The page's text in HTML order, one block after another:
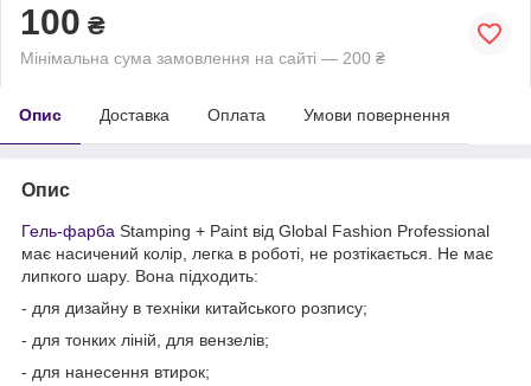
100 ₴
Мінімальна сума замовлення на сайті — 200 ₴
Опис Доставка Оплата Умови повернення
Опис
Гель-фарба Stamping + Paint від Global Fashion Professional
має насичений колір, легка в роботі, не розтікається. Не має
липкого шару. Вона підходить:
- для дизайну в техніки китайського розпису;
- для тонких ліній, для вензелів;
- для нанесення втирок;